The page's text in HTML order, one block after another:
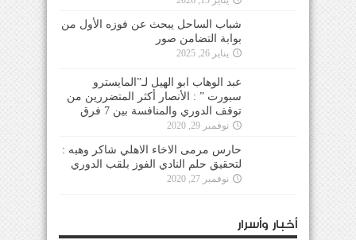
شباب الساحل يبحث عن فوزه الأول من
بوابة التضامن صور
يناير 26, 2025
عبد الوهاب ابو الهيل لـ”المايسترو
سبورت ” : الأنصار أكثر المتضررين من
توقف الدوري والمنافسة بين 7 فرق
نوفمبر 29, 2020
حارس مرمى الاخاء الاهلي شاكر وهبه :
لتحقيق حلم النادي الفوز بلقب الدوري
نوفمبر 27, 2020
أخبار وأسرار